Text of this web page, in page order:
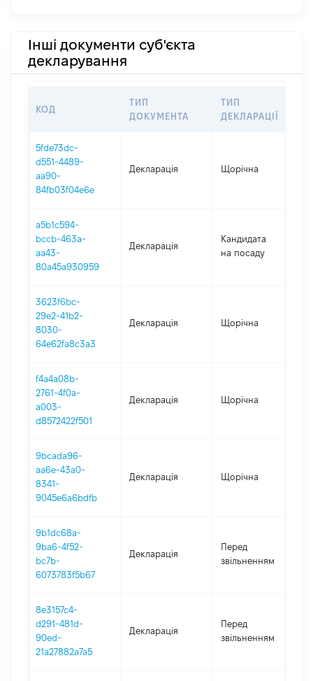
Інші документи суб'єкта
декларування
КОД
ТИП
ДОКУМЕНТА
ТИП
ДЕКЛАРАЦІЇ
5fde73dc-
d551-4489-
aa90-
84fb03f04e6e
Декларація Щорічна
a5b1c594-
bccb-463a-
aa43-
80a45a930959
Декларація
Кандидата
на посаду
3623f6bc-
29e2-41b2-
8030-
64e62fa8c3a3
Декларація Щорічна
f4a4a08b-
2761-4f0a-
a003-
d8572422f501
Декларація Щорічна
9bcada96-
aa6e-43a0-
8341-
9045e6a6bdfb
Декларація Щорічна
9b1dc68a-
9ba6-4f52-
bc7b-
6073783f5b67
Декларація
Перед
звільненням
8e3157c4-
d291-481d-
90ed-
21a27882a7a5
Декларація
Перед
звільненням